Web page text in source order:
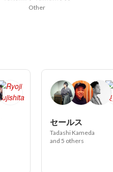
Other
セールス
Tadashi Kameda
and 5 others